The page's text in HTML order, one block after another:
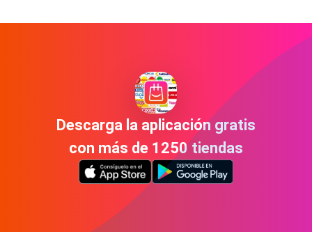
Descarga la aplicación gratis
con más de 1250 tiendas